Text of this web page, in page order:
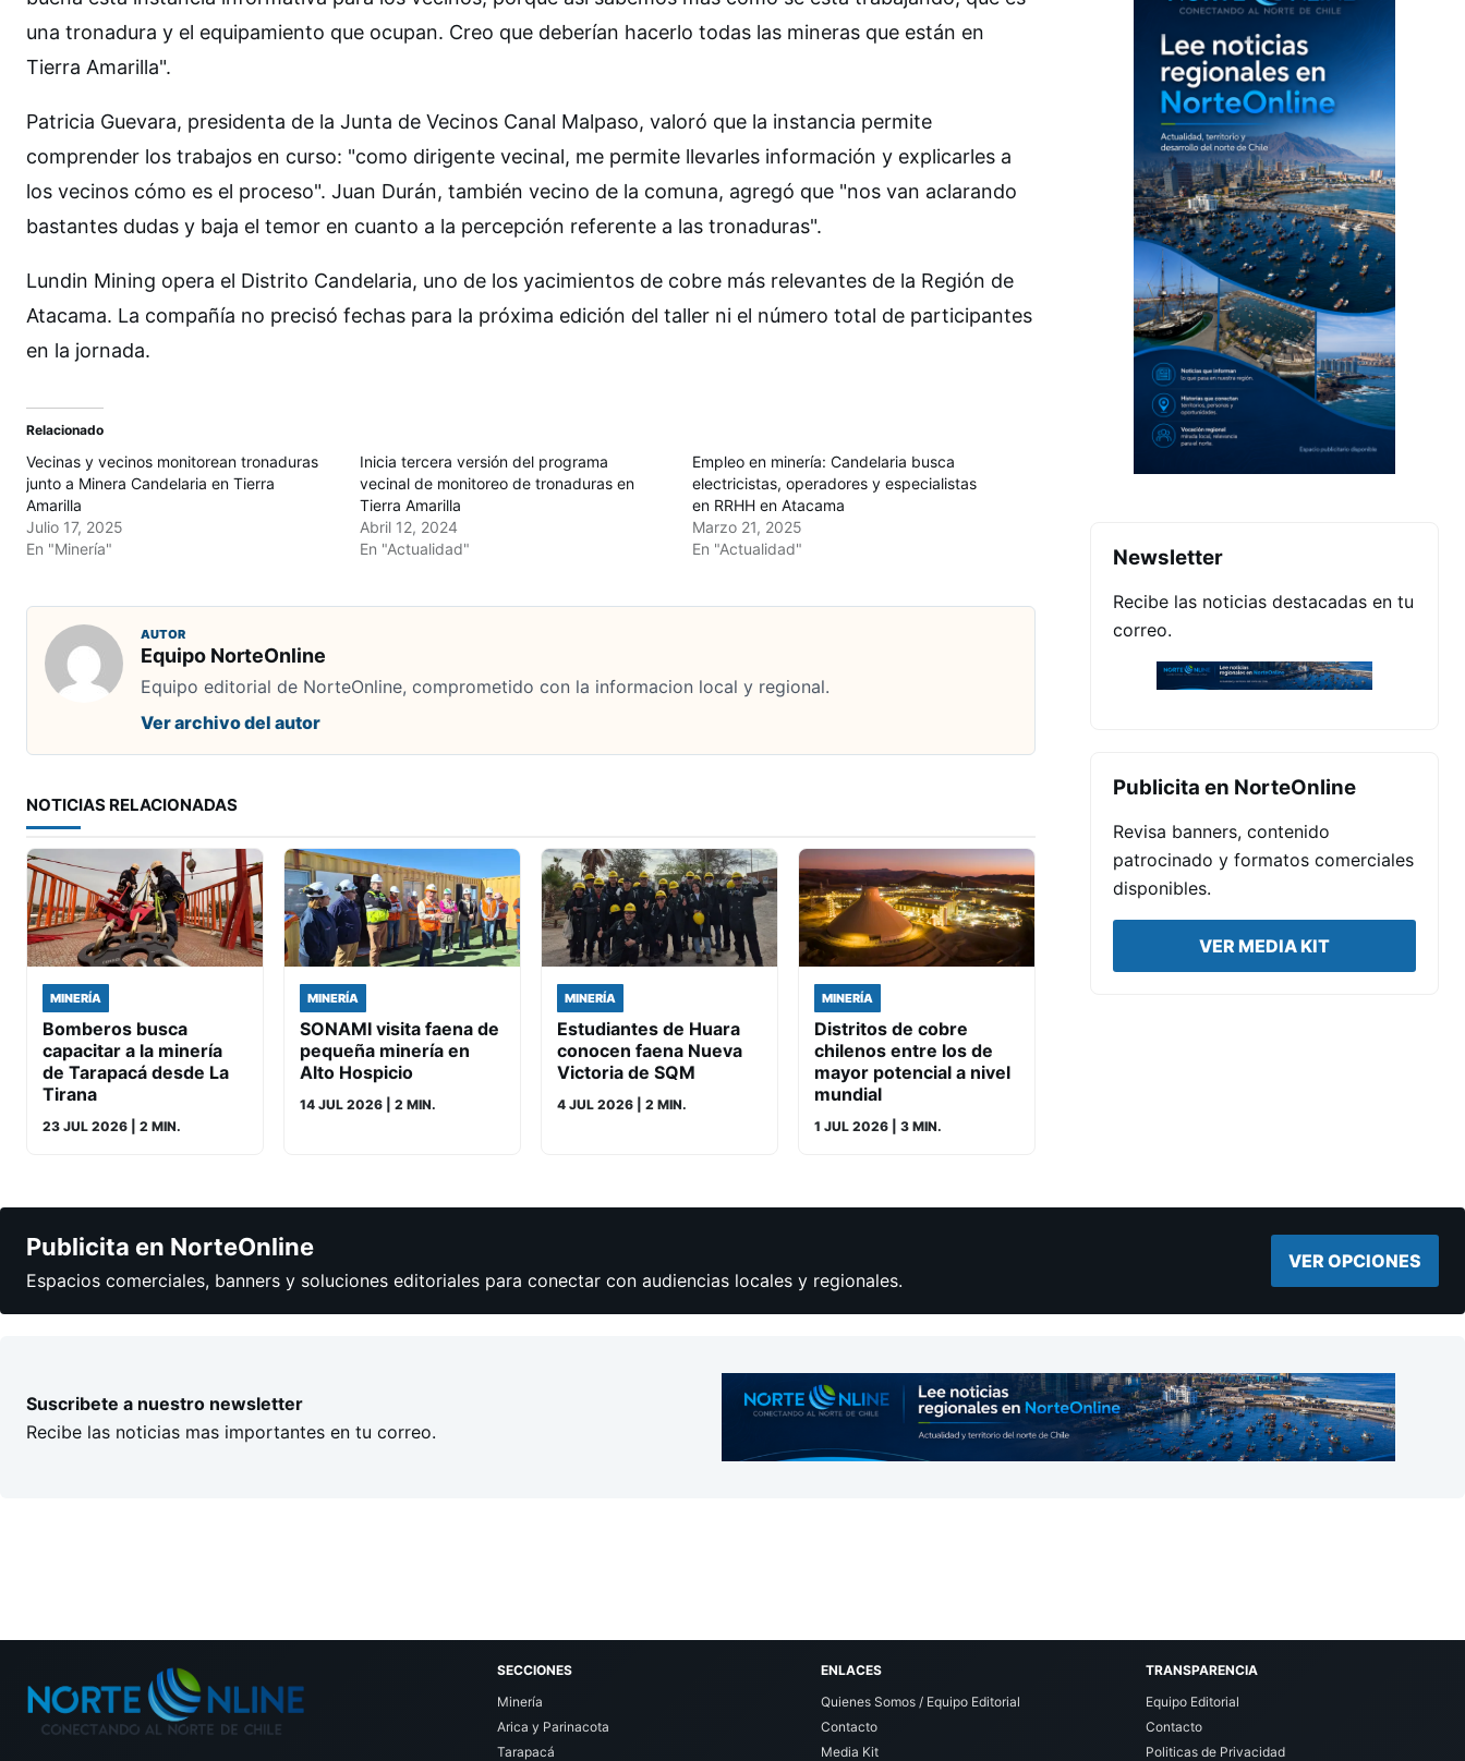
una tronadura y el equipamiento que ocupan. Creo que deberían hacerlo todas las mineras que están en
Tierra Amarilla".
Patricia Guevara, presidenta de la Junta de Vecinos Canal Malpaso, valoró que la instancia permite
comprender los trabajos en curso: "como dirigente vecinal, me permite llevarles información y explicarles a
los vecinos cómo es el proceso". Juan Durán, también vecino de la comuna, agregó que "nos van aclarando
bastantes dudas y baja el temor en cuanto a la percepción referente a las tronaduras".
Lundin Mining opera el Distrito Candelaria, uno de los yacimientos de cobre más relevantes de la Región de
Atacama. La compañía no precisó fechas para la próxima edición del taller ni el número total de participantes
en la jornada.
Relacionado
Vecinas y vecinos monitorean tronaduras
junto a Minera Candelaria en Tierra
Amarilla
Julio 17, 2025
En "Minería"
Inicia tercera versión del programa
vecinal de monitoreo de tronaduras en
Tierra Amarilla
Abril 12, 2024
En "Actualidad"
Empleo en minería: Candelaria busca
electricistas, operadores y especialistas
en RRHH en Atacama
Marzo 21, 2025
En "Actualidad"
AUTOR
Equipo NorteOnline
Equipo editorial de NorteOnline, comprometido con la informacion local y regional.
Ver archivo del autor
NOTICIAS RELACIONADAS
MINERÍA
Bomberos busca
capacitar a la minería
de Tarapacá desde La
Tirana
23 JUL 2026 | 2 MIN.
MINERÍA
SONAMI visita faena de
pequeña minería en
Alto Hospicio
14 JUL 2026 | 2 MIN.
MINERÍA
Estudiantes de Huara
conocen faena Nueva
Victoria de SQM
4 JUL 2026 | 2 MIN.
MINERÍA
Distritos de cobre
chilenos entre los de
mayor potencial a nivel
mundial
1 JUL 2026 | 3 MIN.
Newsletter
Recibe las noticias destacadas en tu
correo.
Publicita en NorteOnline
Revisa banners, contenido
patrocinado y formatos comerciales
disponibles.
VER MEDIA KIT
Publicita en NorteOnline
Espacios comerciales, banners y soluciones editoriales para conectar con audiencias locales y regionales.
VER OPCIONES
Suscribete a nuestro newsletter
Recibe las noticias mas importantes en tu correo.
SECCIONES
Minería
Arica y Parinacota
Tarapacá
ENLACES
Quienes Somos / Equipo Editorial
Contacto
Media Kit
TRANSPARENCIA
Equipo Editorial
Contacto
Politicas de Privacidad